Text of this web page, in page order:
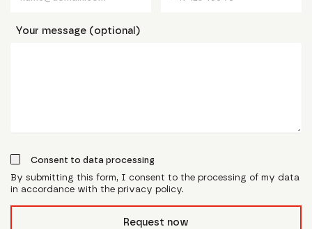
Your message (optional)
Consent to data processing
By submitting this form, I consent to the processing of my data
in accordance with the privacy policy.
Request now